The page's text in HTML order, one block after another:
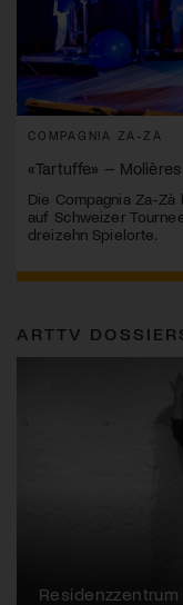
COMPAGNIA ZA-ZÀ
«Tartuffe» –
Die Compagnia Za-
auf Schweizer
dreizehn Spielorte.
ARTTV
Migros-
Residenzzentrum
Tanzszene